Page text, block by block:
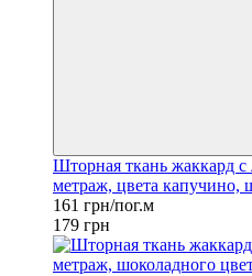
Шторная ткань жаккард
метраж, цвета капучино,
161 грн/пог.м
179 грн